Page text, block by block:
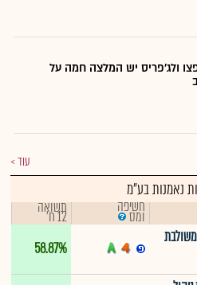
ולג'פריס יש המלצה חמה על
עוד
נאמנות בע"מ
חשיפה
ומס תשואה
12 ח'
אלטשולר שחם מחקה י SmartBeta משולבת
58.87%